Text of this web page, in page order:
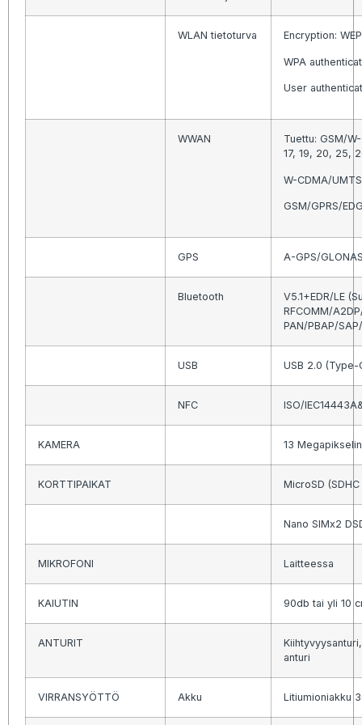
WLAN tietoturva Encryption:
WPA
User
WWAN
Tuettu: GSM/
17, 19, 20, 25,
W-CDMA/
GSM/GPRS/
GPS A-GPS/
Bluetooth
V5.1+EDR/LE
RFCOMM/
PAN/PBAP/
USB USB 2.0 (Type-
NFC ISO/
KAMERA 13
KORTTIPAIKAT MicroSD
Nano SIMx2
MIKROFONI Laitteessa
KAIUTIN 90db tai yli 10
ANTURIT
anturi
VIRRANSYÖTTÖ Akku Litiumioniakku